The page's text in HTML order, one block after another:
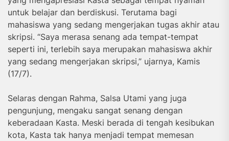
untuk belajar dan berdiskusi. Terutama bagi
mahasiswa yang sedang mengerjakan tugas akhir atau
skripsi. “Saya merasa senang ada tempat-tempat
seperti ini, terlebih saya merupakan mahasiswa akhir
yang sedang mengerjakan skripsi,” ujarnya, Kamis
(17/7).
Selaras dengan Rahma, Salsa Utami yang juga
pengunjung, mengaku sangat senang dengan
keberadaan Kasta. Meski berada di tengah kesibukan
kota, Kasta tak hanya menjadi tempat memesan